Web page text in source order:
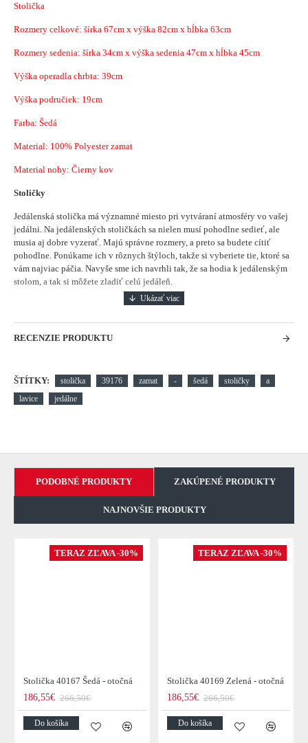
Stolička
Rozmery celkové: šírka 67cm x výška 82cm x hĺbka 63cm
Rozmery sedenia: šírka 34cm x výška sedenia 47cm x hĺbka 45cm
Výška operadla chrbta: 39cm
Výška područiek: 19cm
Farba: Šedá
Material: 100% Polyester zamat
Material nohy: Čierny kov
Stoličky
Jedálenská stolička má významné miesto pri vytváraní atmosféry vo vašej
jedálni. Na jedálenských stoličkách sa nielen musí pohodlne sedieť, ale
musia aj dobre vyzerať. Majú správne rozmery, a preto sa budete cítiť
pohodlne. Ponúkame ich v rôznych štýloch, takže si vyberiete tie, ktoré sa
vám najviac páčia. Navyše sme ich navrhli tak, že sa hodia k jedálenským
stolom, a tak si môžete zladiť celú jedáleň.
RECENZIE PRODUKTU
ŠTÍTKY: stolička 39176 zamat - šedá stoličky
a
lavice
jedálne
PODOBNÉ PRODUKTY ZAKÚPENÉ PRODUKTY
NAJNOVŠIE PRODUKTY
TERAZ ZĽAVA -30%
Stolička 40167 Šedá - otočná
186,55€ 266,50€
Do košíka
TERAZ ZĽAVA -30%
Stolička 40169 Zelená - otočná
186,55€ 266,50€
Do košíka